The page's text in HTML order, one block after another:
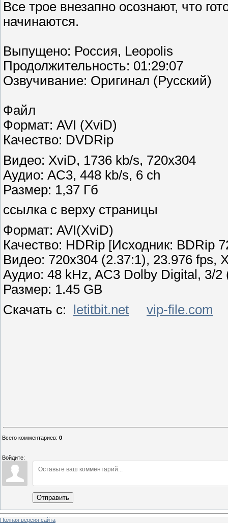
Все трое внезапно осознают, что
начинаются.
Выпущено: Россия, Leopolis
Продолжительность: 01:29:07
Озвучивание: Оригинал (Русский)
Файл
Формат: AVI (XviD)
Качество: DVDRip
Видео: XviD, 1736 kb/s, 720x304
Аудио: AC3, 448 kb/s, 6 ch
Размер: 1,37 Гб
ссылка с верху страницы
Формат: AVI(XviD)
Качество: HDRip [Исходник: BDRip
Видео: 720x304 (2.37:1), 23.976 fps,
Аудио: 48 kHz, AC3 Dolby Digital, 3/
Размер: 1.45 GB
Скачать с: letitbit.net vip-file.com
Всего комментариев: 0
Войдите:
Отправить
Полная версия сайта